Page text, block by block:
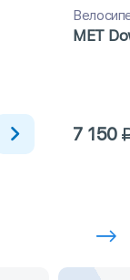
MET
7 150